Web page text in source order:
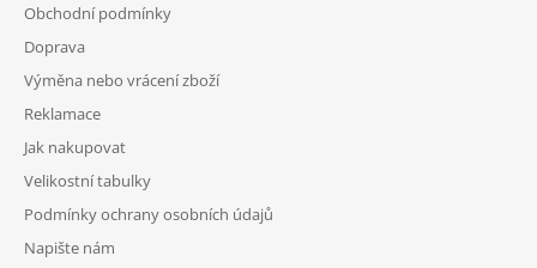
Obchodní podmínky
Doprava
Výměna nebo vrácení zboží
Reklamace
Jak nakupovat
Velikostní tabulky
Podmínky ochrany osobních údajů
Napište nám